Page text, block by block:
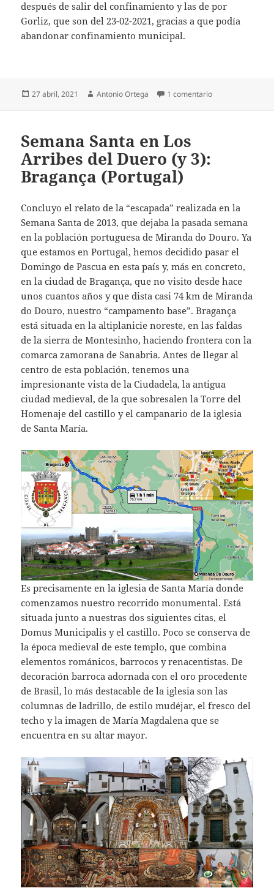
después de salir del confinamiento y las de por
Gorliz, que son del 23-02-2021, gracias a que podía
abandonar confinamiento municipal.
Publicado
27 abril, 2021 Autor
Antonio Ortega 1 comentarioen Municipios de
Semana Santa en Los
Arribes del Duero (y 3):
Bragança (Portugal)
Concluyo el relato de la “escapada” realizada en la
Semana Santa de 2013, que dejaba la pasada semana
en la población portuguesa de Miranda do Douro. Ya
que estamos en Portugal, hemos decidido pasar el
Domingo de Pascua en esta país y, más en concreto,
en la ciudad de Bragança, que no visito desde hace
unos cuantos años y que dista casi 74 km de Miranda
do Douro, nuestro “campamento base”. Bragança
está situada en la altiplanicie noreste, en las faldas
de la sierra de Montesinho, haciendo frontera con la
comarca zamorana de Sanabria. Antes de llegar al
centro de esta población, tenemos una
impresionante vista de la Ciudadela, la antigua
ciudad medieval, de la que sobresalen la Torre del
Homenaje del castillo y el campanario de la iglesia
de Santa María.
Es precisamente en la iglesia de Santa María donde
comenzamos nuestro recorrido monumental. Está
situada junto a nuestras dos siguientes citas, el
Domus Municipalis y el castillo. Poco se conserva de
la época medieval de este templo, que combina
elementos románicos, barrocos y renacentistas. De
decoración barroca adornada con el oro procedente
de Brasil, lo más destacable de la iglesia son las
columnas de ladrillo, de estilo mudéjar, el fresco del
techo y la imagen de María Magdalena que se
encuentra en su altar mayor.